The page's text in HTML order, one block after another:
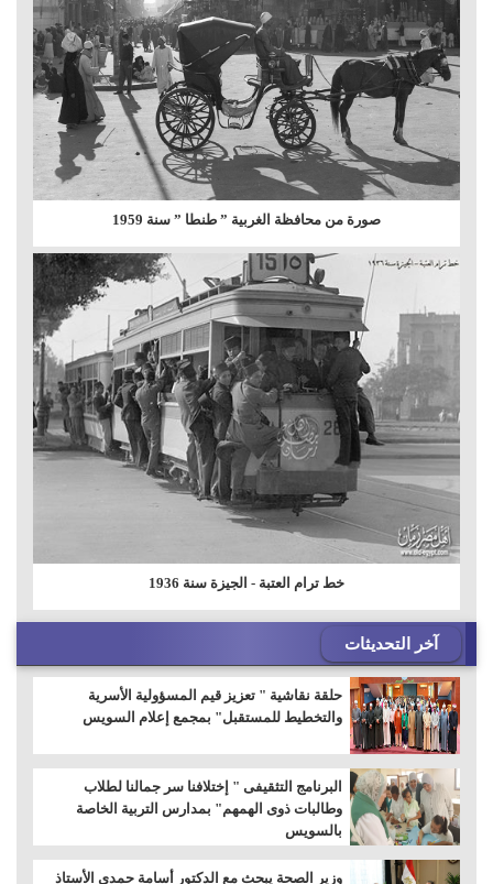
صورة من محافظة الغربية ” طنطا ” سنة 1959
خط ترام العتبة - الجيزة سنة 1936
آخر التحديثات
حلقة نقاشية " تعزيز قيم المسؤولية الأسرية
والتخطيط للمستقبل" بمجمع إعلام السويس
البرنامج التثقيفى " إختلافنا سر جمالنا لطلاب
وطالبات ذوى الهمهم" بمدارس التربية الخاصة
بالسويس
وزير الصحة يبحث مع الدكتور أسامة حمدي الأستاذ